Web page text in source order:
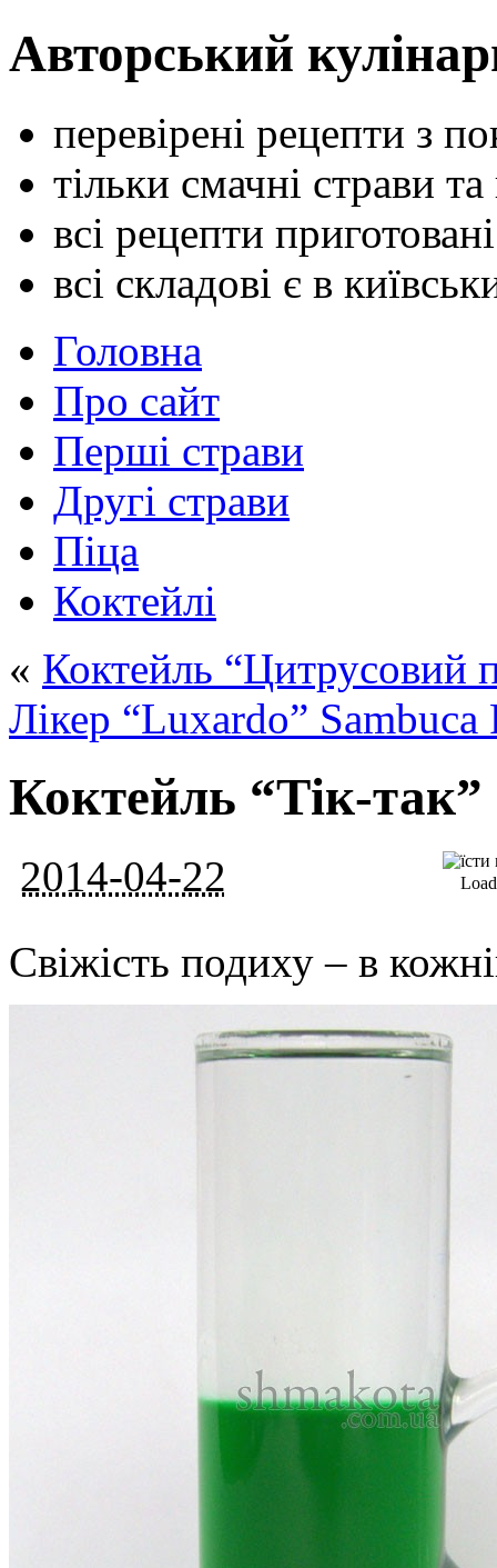
Авторський
перевірені рецепти з
тільки смачні страви та
всі рецепти
всі складові є в
Головна
Про сайт
Перші страви
Другі страви
Піца
Коктейлі
« Коктейль “Цитрусовий
Лікер “Luxardo” Sambuca
Коктейль “Тік-
2014-04-22
Свіжість подиху – в